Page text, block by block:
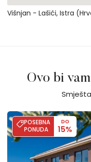
Višnjan - Lašići, Istra
Ovo bi
POSEBNA
PONUDA
DO
15%
Villa Moon - SeaView &